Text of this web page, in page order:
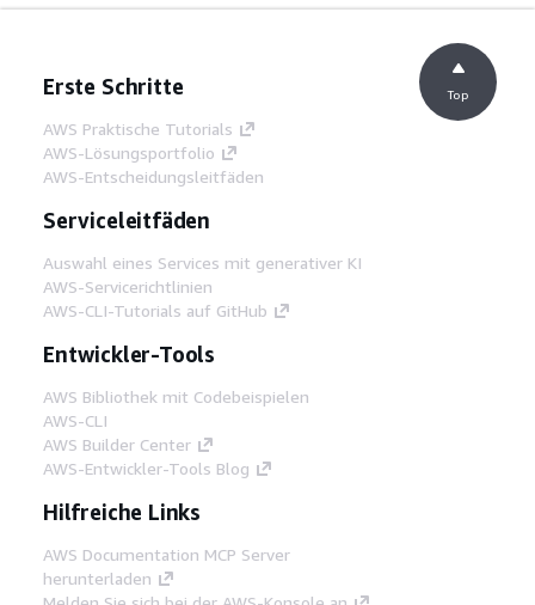
Erste Schritte
AWS Praktische Tutorials
AWS-Lösungsportfolio
AWS-Entscheidungsleitfäden
Serviceleitfäden
Auswahl eines Services mit generativer KI
AWS-Servicerichtlinien
AWS-CLI-Tutorials auf GitHub
Entwickler-Tools
AWS Bibliothek mit Codebeispielen
AWS-CLI
AWS Builder Center
AWS-Entwickler-Tools Blog
Hilfreiche Links
AWS Documentation MCP Server
herunterladen
Top